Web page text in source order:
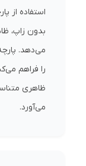
استفاده از
بدون زاپ،
می‌دهد.
را فراهم
ظاهری
می‌آورد.